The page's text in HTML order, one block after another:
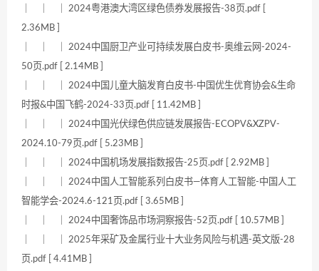
｜ ｜ ｜ 2024粤港澳大湾区绿色债券发展报告-38页.pdf [
2.36MB ]
｜ ｜ ｜ 2024中国厨卫产业可持续发展白皮书-奥维云网-2024-
50页.pdf [ 2.14MB ]
｜ ｜ ｜ 2024中国儿童大脑发育白皮书-中国优生优育协会&生命
时报&中国飞鹤-2024-33页.pdf [ 11.42MB ]
｜ ｜ ｜ 2024中国光伏绿色供应链发展报告-ECOPV&XZPV-
2024.10-79页.pdf [ 5.23MB ]
｜ ｜ ｜ 2024中国机场发展指数报告-25页.pdf [ 2.92MB ]
｜ ｜ ｜ 2024中国人工智能系列白皮书—体育人工智能-中国人工
智能学会-2024.6-121页.pdf [ 3.65MB ]
｜ ｜ ｜ 2024中国奢饰品市场洞察报告-52页.pdf [ 10.57MB ]
｜ ｜ ｜ 2025年采矿及金属行业十大业务风险与机遇-英文版-28
页.pdf [ 4.41MB ]